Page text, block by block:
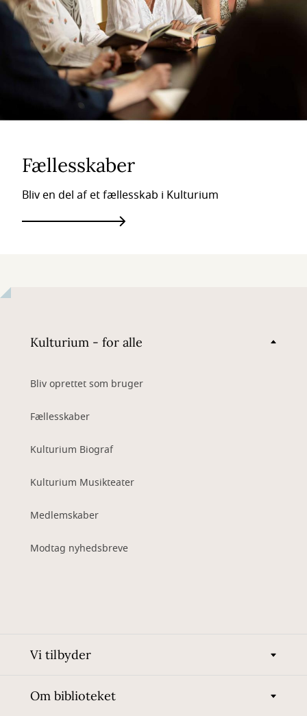
Fællesskaber
Bliv en del af et fællesskab i Kulturium
Kulturium - for alle
Bliv oprettet som bruger
Fællesskaber
Kulturium Biograf
Kulturium Musikteater
Medlemskaber
Modtag nyhedsbreve
Vi tilbyder
Om biblioteket